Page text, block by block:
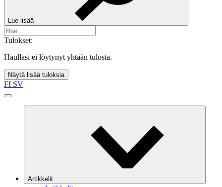
Lue lisää
Tulokset:
Haullasi ei löytynyt yhtään tulosta.
Näytä lisää tuloksia
FI SV
Artikkelit